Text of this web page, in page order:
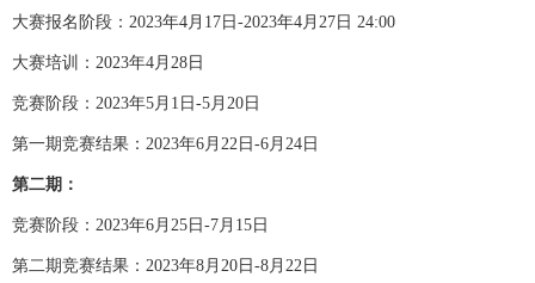
大赛报名阶段：2023年4月17日-2023年4月27日 24:00
大赛培训：2023年4月28日
竞赛阶段：2023年5月1日-5月20日
第一期竞赛结果：2023年6月22日-6月24日
第二期：
竞赛阶段：2023年6月25日-7月15日
第二期竞赛结果：2023年8月20日-8月22日